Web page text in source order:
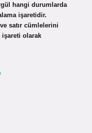
hangi durumlarda
işaretidir.
satır cümlelerini
işareti olarak